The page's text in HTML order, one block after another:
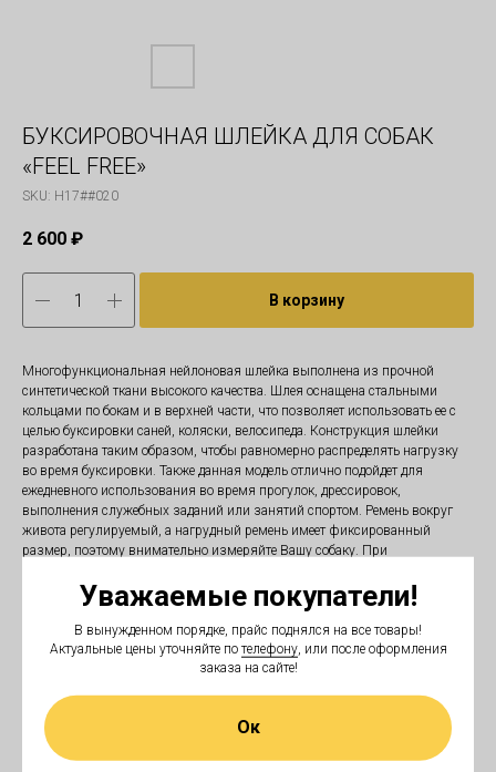
Уважаемые покупатели!
В вынужденном порядке, прайс поднялся на все товары!
Актуальные цены уточняйте по телефону, или после оформления
заказа на сайте!
Ок
БУКСИРОВОЧНАЯ ШЛЕЙКА ДЛЯ СОБАК
«FEEL FREE»
SKU: H17##020
2 600 ₽
В корзину
Многофункциональная нейлоновая шлейка выполнена из прочной
синтетической ткани высокого качества. Шлея оснащена стальными
кольцами по бокам и в верхней части, что позволяет использовать ее с
целью буксировки саней, коляски, велосипеда. Конструкция шлейки
разработана таким образом, чтобы равномерно распределять нагрузку
во время буксировки. Также данная модель отлично подойдет для
ежедневного использования во время прогулок, дрессировок,
выполнения служебных заданий или занятий спортом. Ремень вокруг
живота регулируемый, а нагрудный ремень имеет фиксированный
размер, поэтому внимательно измеряйте Вашу собаку. При
собаки. Этот ремень позволяет расширить функционал шлейки для
буксировки. Чтобы иметь возможность корректировать поведение
животного, буксировочная шлейка для собак оснащена также удобной
ручкой на спине у собаки. Эта многоцелевая шлейка не боится воды, ее
можно использовать практически в любую погоду и при необходимости
Материал:
Цвет:
Комплектация: